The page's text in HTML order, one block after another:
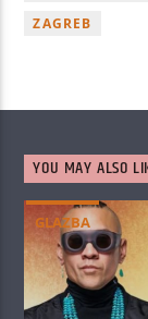
ZAGREB
YOU MAY ALSO
GLAZBA